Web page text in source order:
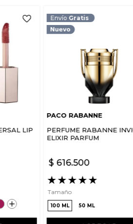
LIP
Envío Gratis
PACO RABANNE
PERFUME RABANNE
ELIXIR PARFUM
$ 616.500
★★★★★
Tamaño
100 ML 50 ML